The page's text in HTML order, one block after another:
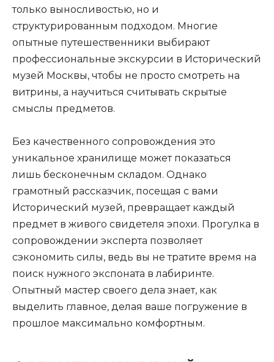
только выносливостью, но и
структурированным подходом. Многие
опытные путешественники выбирают
профессиональные экскурсии в Исторический
музей Москвы, чтобы не просто смотреть на
витрины, а научиться считывать скрытые
смыслы предметов.
Без качественного сопровождения это
уникальное хранилище может показаться
лишь бесконечным складом. Однако
грамотный рассказчик, посещая с вами
Исторический музей, превращает каждый
предмет в живого свидетеля эпохи. Прогулка в
сопровождении эксперта позволяет
сэкономить силы, ведь вы не тратите время на
поиск нужного экспоната в лабиринте.
Опытный мастер своего дела знает, как
выделить главное, делая ваше погружение в
прошлое максимально комфортным.